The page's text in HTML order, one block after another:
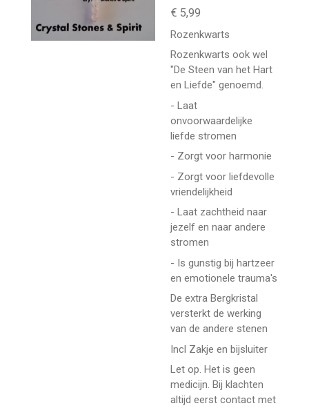
€ 5,99
Rozenkwarts
Rozenkwarts ook wel
"De Steen van het Hart
en Liefde" genoemd.
- Laat
onvoorwaardelijke
liefde stromen
- Zorgt voor harmonie
- Zorgt voor liefdevolle
vriendelijkheid
- Laat zachtheid naar
jezelf en naar andere
stromen
- Is gunstig bij hartzeer
en emotionele trauma's
De extra Bergkristal
versterkt de werking
van de andere stenen
Incl Zakje en bijsluiter
Let op. Het is geen
medicijn. Bij klachten
altijd eerst contact met